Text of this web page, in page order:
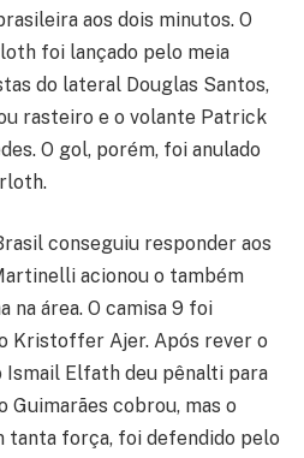
aos dois minutos. O
foi lançado pelo meia
do lateral Douglas Santos,
rasteiro e o volante Patrick
O gol, porém, foi anulado
conseguiu responder aos
acionou o também
na área. O camisa 9 foi
Kristoffer Ajer. Após rever o
Ismail Elfath deu pênalti para
Guimarães cobrou, mas o
tanta força, foi defendido pelo